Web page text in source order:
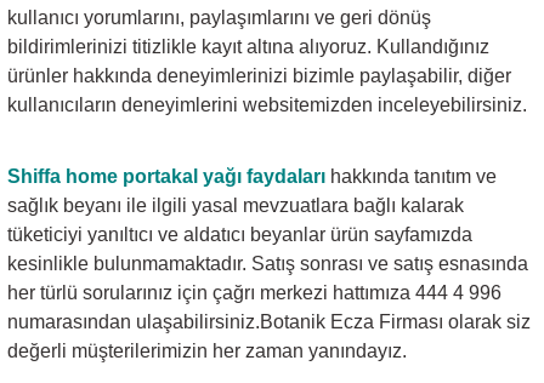
kullanıcı yorumlarını, paylaşımlarını ve geri dönüş
bildirimlerinizi titizlikle kayıt altına alıyoruz. Kullandığınız
ürünler hakkında deneyimlerinizi bizimle paylaşabilir, diğer
kullanıcıların deneyimlerini websitemizden inceleyebilirsiniz.
Shiffa home portakal yağı faydaları hakkında tanıtım ve
sağlık beyanı ile ilgili yasal mevzuatlara bağlı kalarak
tüketiciyi yanıltıcı ve aldatıcı beyanlar ürün sayfamızda
kesinlikle bulunmamaktadır. Satış sonrası ve satış esnasında
her türlü sorularınız için çağrı merkezi hattımıza 444 4 996
numarasından ulaşabilirsiniz.Botanik Ecza Firması olarak siz
değerli müşterilerimizin her zaman yanındayız.